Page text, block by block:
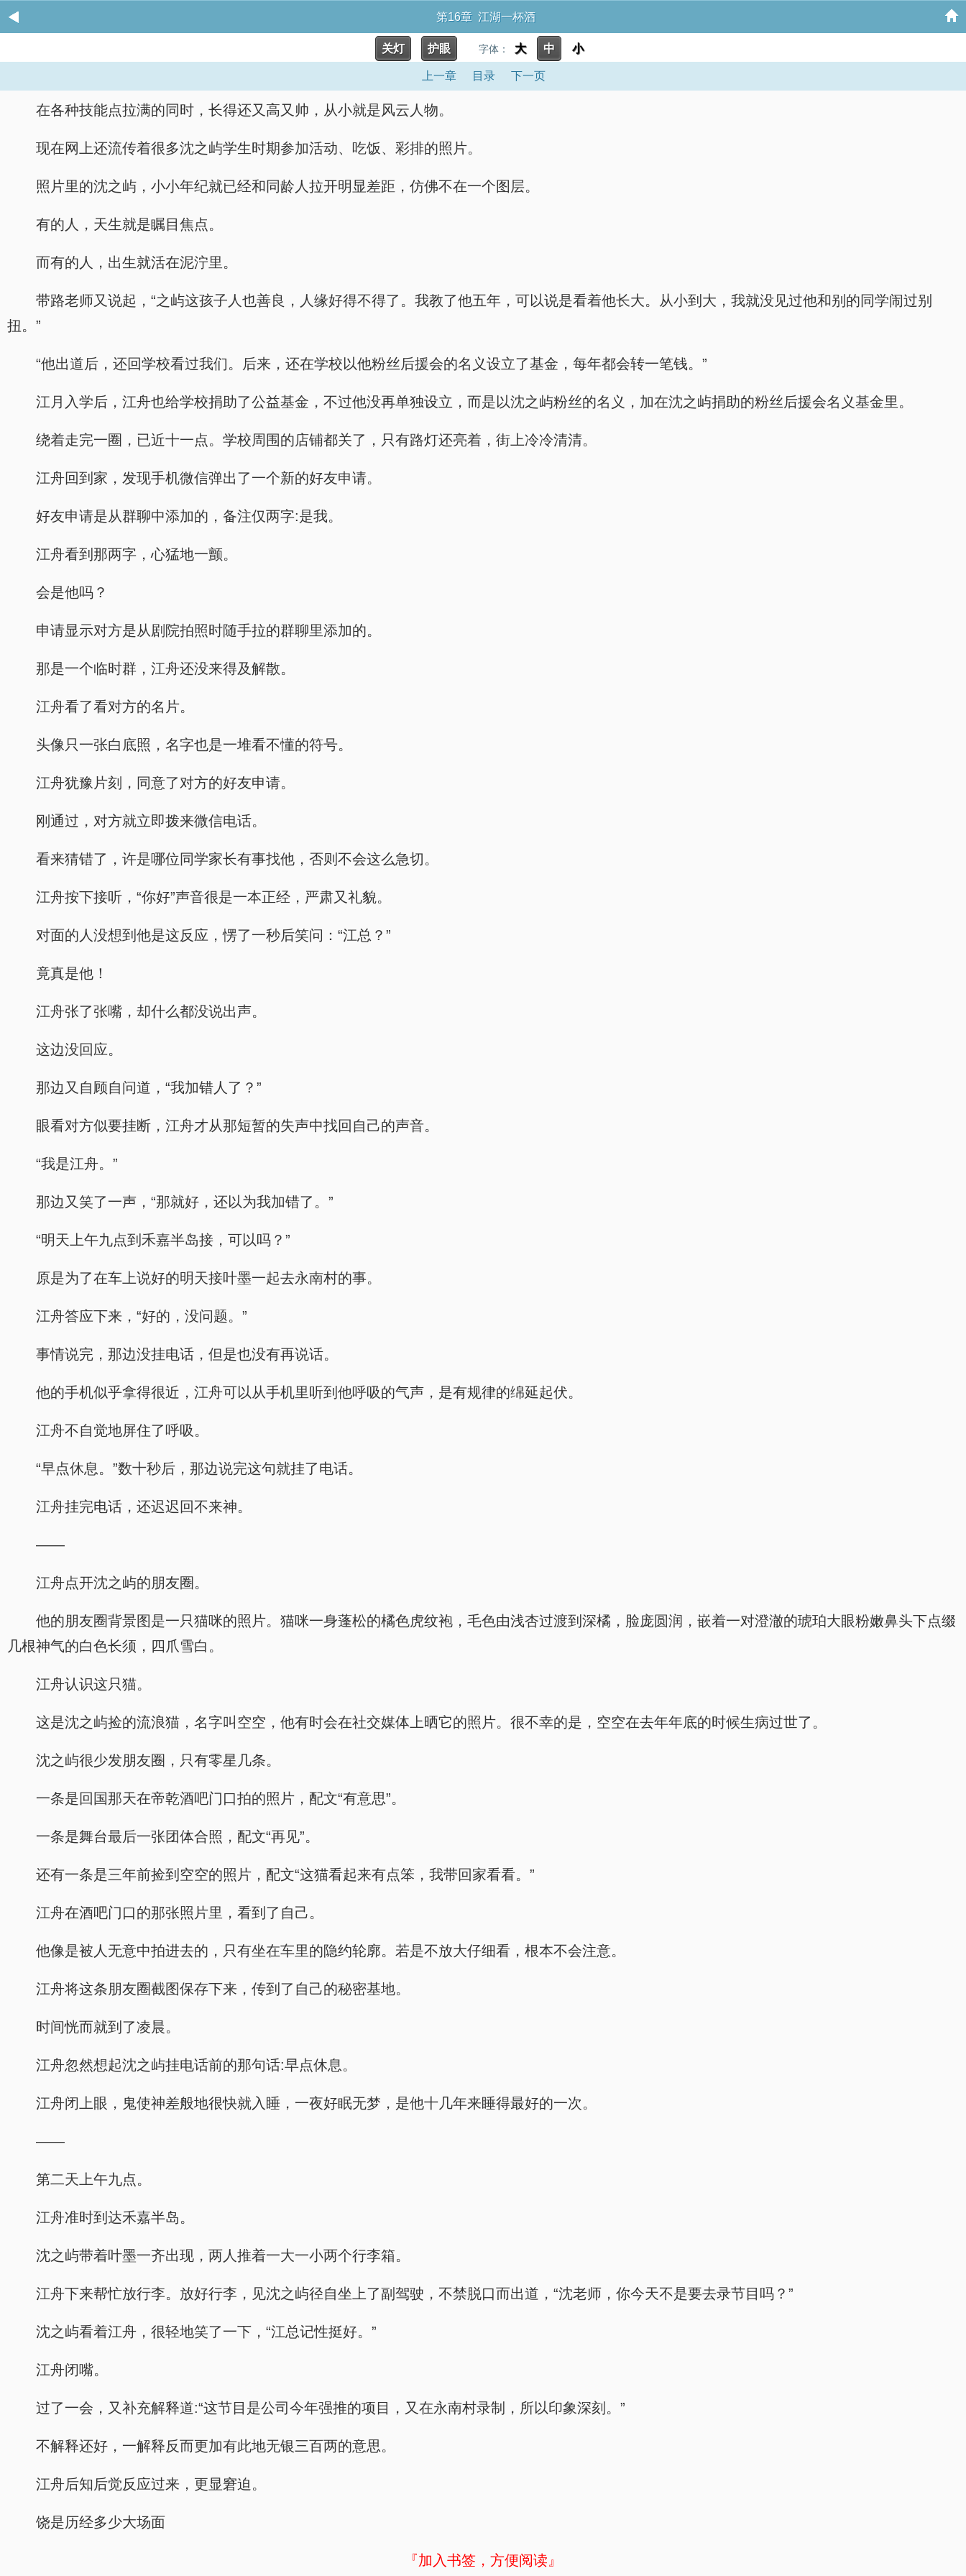
第16章 江湖一杯酒
关灯 护眼 字体： 大 中 小
上一章 目录 下一页
在各种技能点拉满的同时，长得还又高又帅，从小就是风云人物。
现在网上还流传着很多沈之屿学生时期参加活动、吃饭、彩排的照片。
照片里的沈之屿，小小年纪就已经和同龄人拉开明显差距，仿佛不在一个图层。
有的人，天生就是瞩目焦点。
而有的人，出生就活在泥泞里。
带路老师又说起，“之屿这孩子人也善良，人缘好得不得了。我教了他五年，可以说是看着他长大。从小到大，我就没见过他和别的同学闹过别
扭。”
“他出道后，还回学校看过我们。后来，还在学校以他粉丝后援会的名义设立了基金，每年都会转一笔钱。”
江月入学后，江舟也给学校捐助了公益基金，不过他没再单独设立，而是以沈之屿粉丝的名义，加在沈之屿捐助的粉丝后援会名义基金里。
绕着走完一圈，已近十一点。学校周围的店铺都关了，只有路灯还亮着，街上冷冷清清。
江舟回到家，发现手机微信弹出了一个新的好友申请。
好友申请是从群聊中添加的，备注仅两字:是我。
江舟看到那两字，心猛地一颤。
会是他吗？
申请显示对方是从剧院拍照时随手拉的群聊里添加的。
那是一个临时群，江舟还没来得及解散。
江舟看了看对方的名片。
头像只一张白底照，名字也是一堆看不懂的符号。
江舟犹豫片刻，同意了对方的好友申请。
刚通过，对方就立即拨来微信电话。
看来猜错了，许是哪位同学家长有事找他，否则不会这么急切。
江舟按下接听，“你好”声音很是一本正经，严肃又礼貌。
对面的人没想到他是这反应，愣了一秒后笑问：“江总？”
竟真是他！
江舟张了张嘴，却什么都没说出声。
这边没回应。
那边又自顾自问道，“我加错人了？”
眼看对方似要挂断，江舟才从那短暂的失声中找回自己的声音。
“我是江舟。”
那边又笑了一声，“那就好，还以为我加错了。”
“明天上午九点到禾嘉半岛接，可以吗？”
原是为了在车上说好的明天接叶墨一起去永南村的事。
江舟答应下来，“好的，没问题。”
事情说完，那边没挂电话，但是也没有再说话。
他的手机似乎拿得很近，江舟可以从手机里听到他呼吸的气声，是有规律的绵延起伏。
江舟不自觉地屏住了呼吸。
“早点休息。”数十秒后，那边说完这句就挂了电话。
江舟挂完电话，还迟迟回不来神。
——
江舟点开沈之屿的朋友圈。
他的朋友圈背景图是一只猫咪的照片。猫咪一身蓬松的橘色虎纹袍，毛色由浅杏过渡到深橘，脸庞圆润，嵌着一对澄澈的琥珀大眼粉嫩鼻头下点缀
几根神气的白色长须，四爪雪白。
江舟认识这只猫。
这是沈之屿捡的流浪猫，名字叫空空，他有时会在社交媒体上晒它的照片。很不幸的是，空空在去年年底的时候生病过世了。
沈之屿很少发朋友圈，只有零星几条。
一条是回国那天在帝乾酒吧门口拍的照片，配文“有意思”。
一条是舞台最后一张团体合照，配文“再见”。
还有一条是三年前捡到空空的照片，配文“这猫看起来有点笨，我带回家看看。”
江舟在酒吧门口的那张照片里，看到了自己。
他像是被人无意中拍进去的，只有坐在车里的隐约轮廓。若是不放大仔细看，根本不会注意。
江舟将这条朋友圈截图保存下来，传到了自己的秘密基地。
时间恍而就到了凌晨。
江舟忽然想起沈之屿挂电话前的那句话:早点休息。
江舟闭上眼，鬼使神差般地很快就入睡，一夜好眠无梦，是他十几年来睡得最好的一次。
——
第二天上午九点。
江舟准时到达禾嘉半岛。
沈之屿带着叶墨一齐出现，两人推着一大一小两个行李箱。
江舟下来帮忙放行李。放好行李，见沈之屿径自坐上了副驾驶，不禁脱口而出道，“沈老师，你今天不是要去录节目吗？”
沈之屿看着江舟，很轻地笑了一下，“江总记性挺好。”
江舟闭嘴。
过了一会，又补充解释道:“这节目是公司今年强推的项目，又在永南村录制，所以印象深刻。”
不解释还好，一解释反而更加有此地无银三百两的意思。
江舟后知后觉反应过来，更显窘迫。
饶是历经多少大场面
『加入书签，方便阅读』